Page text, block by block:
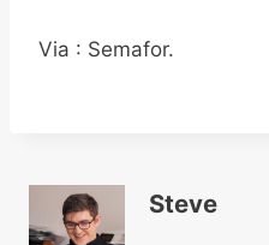
Via : Semafor.
Steve